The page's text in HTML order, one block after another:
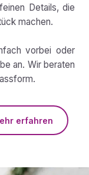
Details, die
machen.
vorbei oder
an. Wir beraten
erfahren